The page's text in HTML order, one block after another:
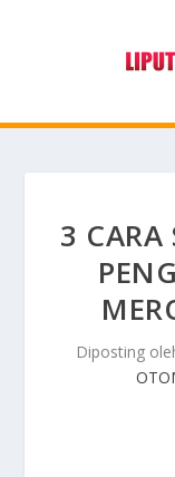
3 CARA
Diposting